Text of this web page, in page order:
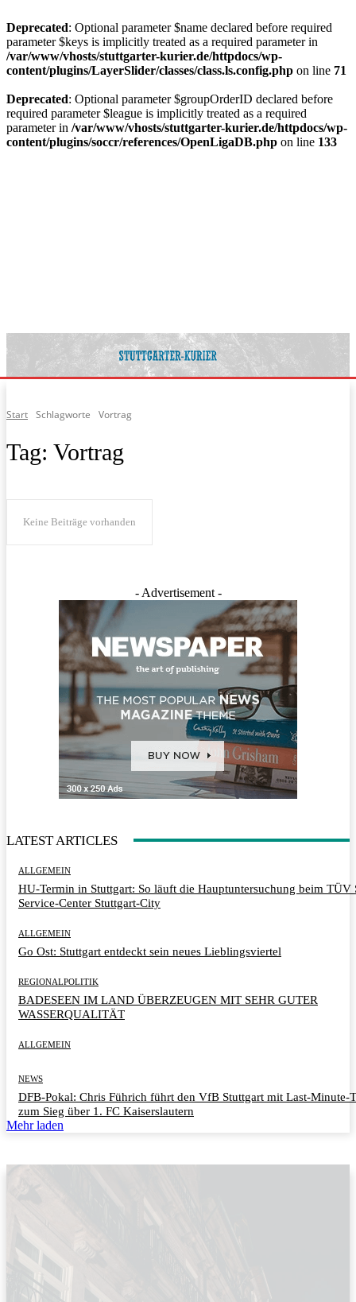
Deprecated: Optional parameter $name declared before required
parameter $keys is implicitly treated as a required parameter in
/var/www/vhosts/stuttgarter-kurier.de/httpdocs/wp-
content/plugins/LayerSlider/classes/class.ls.config.php on line 71
Deprecated: Optional parameter $groupOrderID declared before
required parameter $league is implicitly treated as a required
parameter in /var/www/vhosts/stuttgarter-kurier.de/httpdocs/wp-
content/plugins/soccr/references/OpenLigaDB.php on line 133
Start Schlagworte Vortrag
Tag: Vortrag
Keine Beiträge vorhanden
- Advertisement -
LATEST ARTICLES
ALLGEMEIN
HU-Termin in Stuttgart: So läuft die Hauptuntersuchung beim TÜV
Service-Center Stuttgart-City
ALLGEMEIN
Go Ost: Stuttgart entdeckt sein neues Lieblingsviertel
REGIONALPOLITIK
BADESEEN IM LAND ÜBERZEUGEN MIT SEHR GUTER
WASSERQUALITÄT
ALLGEMEIN
NEWS
DFB-Pokal: Chris Führich führt den VfB Stuttgart mit Last-Minute-
zum Sieg über 1. FC Kaiserslautern
Mehr laden